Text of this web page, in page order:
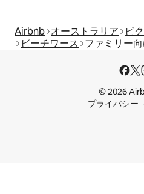
Airbnb オーストラリア ビ
ビーチワース
ファミリー
© 2026
プライバシー